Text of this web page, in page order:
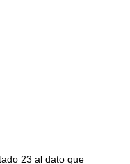
23 al dato que